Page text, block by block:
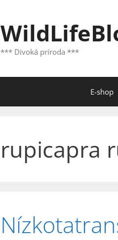
*** Divoká príroda ***
E-shop
rupicapra